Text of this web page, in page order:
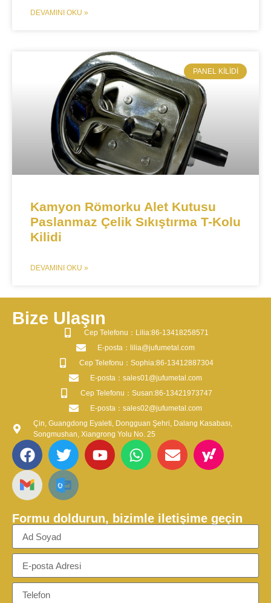
DEVAMINI OKU »
​PANEL KILIDI
​Kamyon Römorku Alet Kutusu
Paslanmaz Çelik Sıkıştırma T-Kolu
Kilidi
DEVAMINI OKU »
Bize Ulaşın
​Cep Telefonu：Lilia:86-13418258571
​E-posta​：lilia@jufumetal.com
​Cep Telefonu：Sophia:86-13412887304
​E-posta​：sales01@jufumetal.com
​Cep Telefonu：Susan:86-13421973747
​E-posta​：sales02@jufumetal.com
Çin, Guangdong Eyaleti, Dongguan Şehri, Dalang Kasabası,
Songmushan, Xiangrong Yolu No. 25
Formu doldurun, bizimle iletişime geçin